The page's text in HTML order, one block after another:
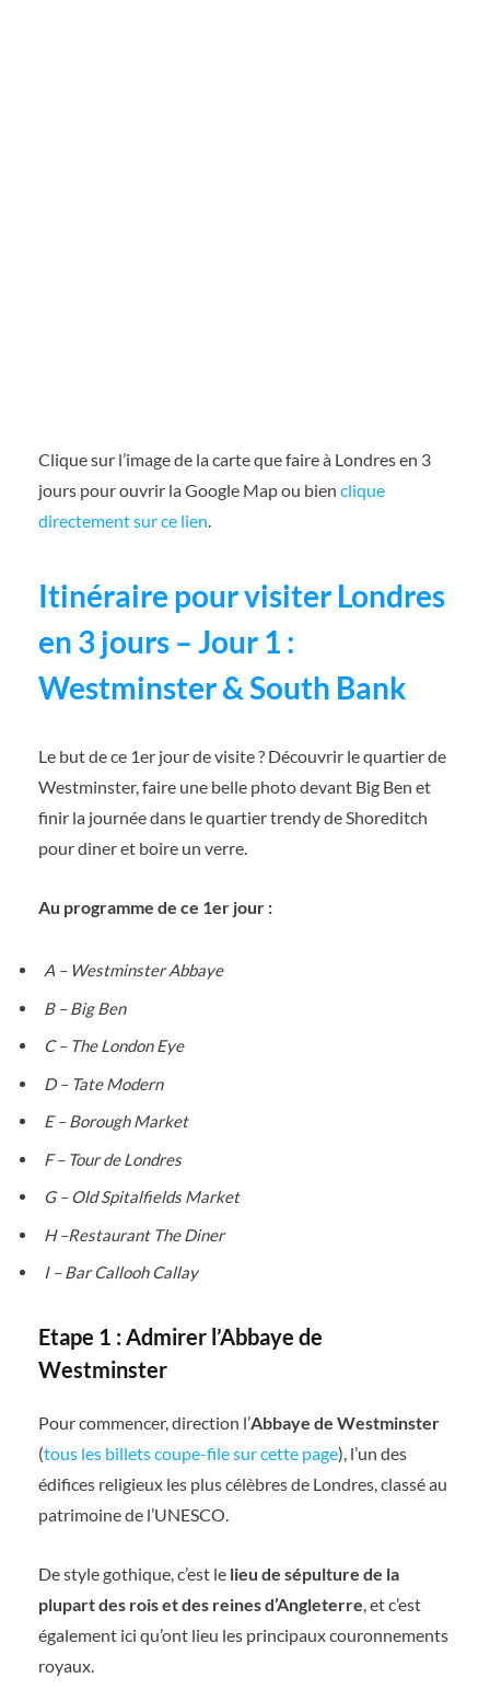
Clique sur l’image de la carte que faire à Londres en 3
jours pour ouvrir la Google Map ou bien clique
directement sur ce lien
Itinéraire pour visiter Londres
en 3 jours – Jour 1 :
Westminster & South Bank
Le but de ce 1er jour de visite ? Découvrir le quartier de
Westminster, faire une belle photo devant Big Ben et
finir la journée dans le quartier trendy de Shoreditch
pour diner et boire un verre.
Au programme de ce 1er jour :
A – Westminster Abbaye
B – Big Ben
C – The London Eye
D – Tate Modern
E – Borough Market
F – Tour de Londres
G – Old Spitalfields Market
H –Restaurant The Diner
I – Bar Callooh Callay
Etape 1 : Admirer l’Abbaye de
Westminster
Pour commencer, direction l’Abbaye de Westminster
(tous les billets coupe-file sur cette page), l’un des
édifices religieux les plus célèbres de Londres, classé au
patrimoine de l’UNESCO.
De style gothique, c’est le lieu de sépulture de la
plupart des rois et des reines d’Angleterre, et c’est
également ici qu’ont lieu les principaux couronnements
royaux.